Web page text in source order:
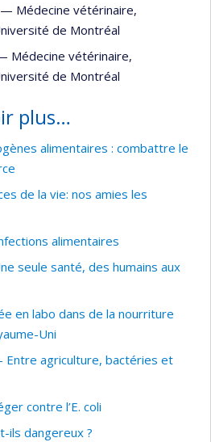
— Médecine vétérinaire,
de Montréal
Médecine vétérinaire,
de Montréal
plus…
alimentaires : combattre le
de la vie: nos amies les
alimentaires
seule santé, des humains aux
en labo dans de la nourriture
Uni
Entre agriculture, bactéries et
contre l’E. coli
ils dangereux ?